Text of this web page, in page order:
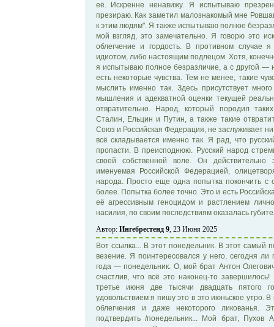
её. Искренне ненавижу. Я испытываю
презираю. Как заметил малознакомый мне
к этим людям". Я также испытываю полное
мой взгляд, это замечательно. Я говорю это
облегчение и гордость. В противном
идиотом, либо настоящим подлецом. Хотя,
я испытываю полное безразличие, а с другой —
есть некоторые чувства. Тем не менее, такие
мыслить именно так. Здесь присутствует
мышления и адекватной оценки текущей
отвратительно. Народ, который породил
Сталин, Ельцин и Путин, а также такие
Союз и Российская Федерация, не заслуживает
всё складывается именно так. Я рад, что
пропасти. В преисподнюю. Русский народ
своей собственной воле. Он действительно
именуемая Российской Федерацией,
народа. Просто еще одна попытка покончить с
более. Попытка более точно. Это и есть
её агрессивным геноцидом и растлением
насилия, по своим последствиям оказалась
Автор: Ингебрестенд 9, 23 Июня 2025
Вот ссылка... В этот понедельник. В этот самый
везение. Я поинтересовался у него, сегодня
года — понедельник. О, мой брат Антон
счастлив, что всё это наконец-то
третье июня две тысячи двадцать пятого
удовольствием я пишу это в это июньское утро.
облегчения и даже некоторого ликованья.
подтвердить /понедельник... Мой брат, Пухов